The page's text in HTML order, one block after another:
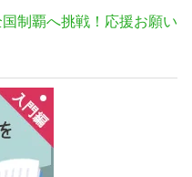
制覇へ挑戦！応援お願い